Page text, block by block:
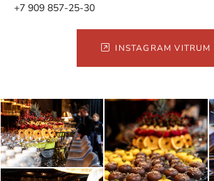
+7 909 857-25-30
INSTAGRAM VITRUM